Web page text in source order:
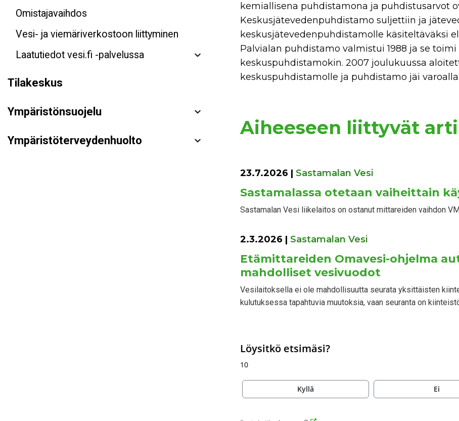
Omistajavaihdos
Vesi- ja viemäriverkostoon liittyminen
Laatutiedot vesi.fi -palvelussa
Tilakeskus
Ympäristönsuojelu
Ympäristöterveydenhuolto
kemiallisena puhdistamona ja puhdistusarvot
Keskusjätevedenpuhdistamo suljettiin ja
keskusjätevedenpuhdistamolle käsiteltäväksi
Palvialan puhdistamo valmistui 1988 ja se
keskuspuhdistamokin. 2007 joulukuussa
keskuspuhdistamolle ja puhdistamo jäi
Aiheeseen liittyvät
23.7.2026 | Sastamalan Vesi
Sastamalassa otetaan vaiheittain
Sastamalan Vesi liikelaitos on ostanut mittareiden vaihdon
2.3.2026 | Sastamalan Vesi
Etämittareiden Omavesi-ohjelma
mahdolliset vesivuodot
Vesilaitoksella ei ole mahdollisuutta seurata yksittäisten
kulutuksessa tapahtuvia muutoksia, vaan seuranta on
Löysitkö etsimäsi?
10
Kyllä Ei